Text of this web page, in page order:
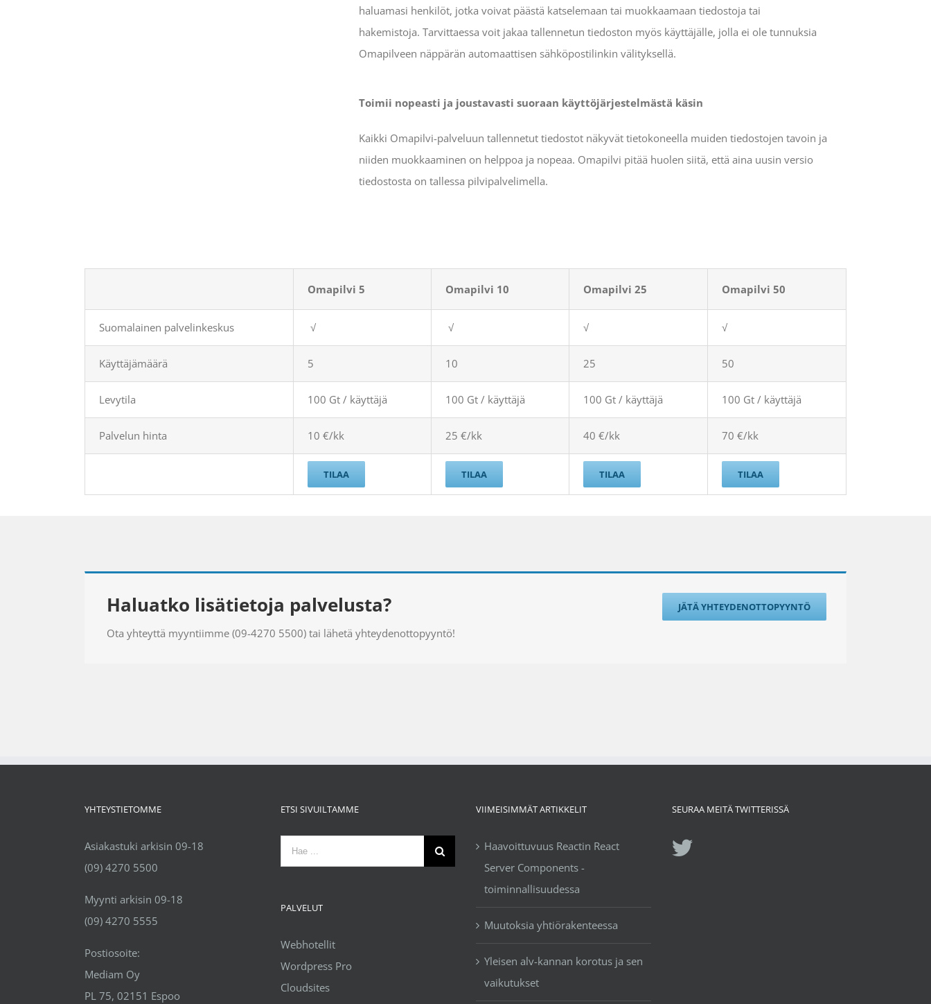
haluamasi henkilöt, jotka voivat päästä katselemaan tai muokkaamaan tiedostoja tai
hakemistoja. Tarvittaessa voit jakaa tallennetun tiedoston myös käyttäjälle, jolla ei ole tunnuksia
Omapilveen näppärän automaattisen sähköpostilinkin välityksellä.
Toimii nopeasti ja joustavasti suoraan käyttöjärjestelmästä käsin
Kaikki Omapilvi-palveluun tallennetut tiedostot näkyvät tietokoneella muiden tiedostojen tavoin ja
niiden muokkaaminen on helppoa ja nopeaa. Omapilvi pitää huolen siitä, että aina uusin versio
tiedostosta on tallessa pilvipalvelimella.
Omapilvi 5 Omapilvi 10 Omapilvi 25 Omapilvi 50
Suomalainen palvelinkeskus √ √ √ √
Käyttäjämäärä 5 10 25 50
Levytila 100 Gt / käyttäjä 100 Gt / käyttäjä 100 Gt / käyttäjä 100 Gt / käyttäjä
Palvelun hinta 10 €/kk 25 €/kk 40 €/kk 70 €/kk
TILAA TILAA TILAA TILAA
JÄTÄ YHTEYDENOTTOPYYNTÖ
Haluatko lisätietoja palvelusta?
Ota yhteyttä myyntiimme (09-4270 5500) tai lähetä yhteydenottopyyntö!
YHTEYSTIETOMME
Asiakastuki arkisin 09-18
(09) 4270 5500
Myynti arkisin 09-18
(09) 4270 5555
Postiosoite:
Mediam Oy
PL 75, 02151 Espoo
ETSI SIVUILTAMME
Etsi
...
PALVELUT
Webhotellit
Wordpress Pro
Cloudsites
VIIMEISIMMÄT ARTIKKELIT
Haavoittuvuus Reactin React
Server Components -
toiminnallisuudessa
Muutoksia yhtiörakenteessa
Yleisen alv-kannan korotus ja sen
vaikutukset
SEURAA MEITÄ TWITTERISSÄ